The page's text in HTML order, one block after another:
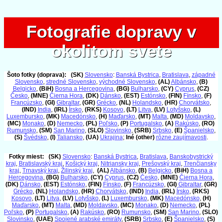
Fotografie dopravy v
okolitom svete
Fotografie dopravy v
okolitom svete
Šoto fotky (doprava): (SK) Slovensko: Banská Bystrica, Bratislava, západné
Slovensko, stredné Slovensko, východné Slovensko, (AL)Albánsko, (B)
Belgicko, (BiH) Bosna a Hercegovina, (BG) Bulharsko, (CY) Cyprus, (CZ)
Česko, (MNE) Čierna Hora, (DK) Dánsko, (EST) Estónsko, (FIN) Fínsko, (F)
Francúzsko, (GI) Gibraltar, (GR) Grécko, (NL) Holandsko, (HR) Chorvátsko,
(IND) India, (IRL) Írsko, (RKS) Kosovo, (LT) Litva, (LV) Lotyšsko, (L)
Luxembursko, (MK) Macedónsko, (H) Maďarsko, (MT) Malta, (MD) Moldavsko,
(MC) Monako, (D) Nemecko, (PL) Poľsko, (P) Portugalsko, (A) Rakúsko, (RO)
Rumunsko, (SM) San Marino, (SLO) Slovinsko, (SRB) Srbsko, (E) Španielsko,
(S) Švédsko, (I) Taliansko, (UA) Ukrajina; Iné (other) rôzne zaujímavosti.
Fotky miest: (SK) Slovensko: Banská Bystrica, Bratislava, Banskobystrický
kraj, Bratislavský kraj, Košický kraj, Nitriansky kraj, Prešovský kraj, Trenčiansky
kraj, Trnavský kraj, Žilinský kraj, (AL)Albánsko, (B) Belgicko, (BiH) Bosna a
Hercegovina, (BG) Bulharsko, (CY) Cyprus, (CZ) Česko, (MNE) Čierna Hora,
(DK) Dánsko, (EST) Estónsko, (FIN) Fínsko, (F) Francúzsko, (GI) Gibraltar, (GR)
Grécko, (NL) Holandsko, (HR) Chorvátsko, (IND) India, (IRL) Írsko, (RKS)
Kosovo, (LT) Litva, (LV) Lotyšsko, (L) Luxembursko, (MK) Macedónsko, (H)
Maďarsko, (MT) Malta, (MD) Moldavsko, (MC) Monako, (D) Nemecko, (PL)
Poľsko, (P) Portugalsko, (A) Rakúsko, (RO) Rumunsko, (SM) San Marino, (SLO)
Slovinsko, (UAE) Spojené arabské emiráty, (SRB) Srbsko, (E) Španielsko, (S)